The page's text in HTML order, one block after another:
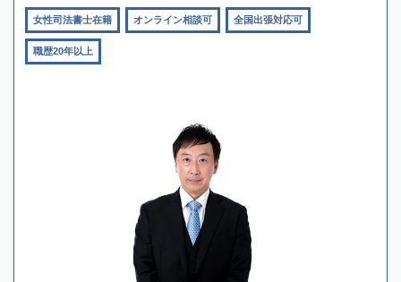
女性司法書士在籍 オンライン相談可 全国出張対応可
職歴20年以上